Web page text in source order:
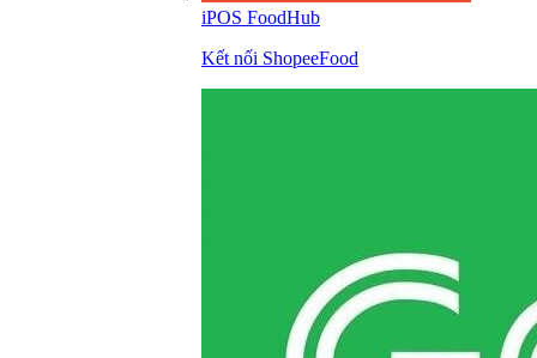
iPOS FoodHub
Kết nối ShopeeFood